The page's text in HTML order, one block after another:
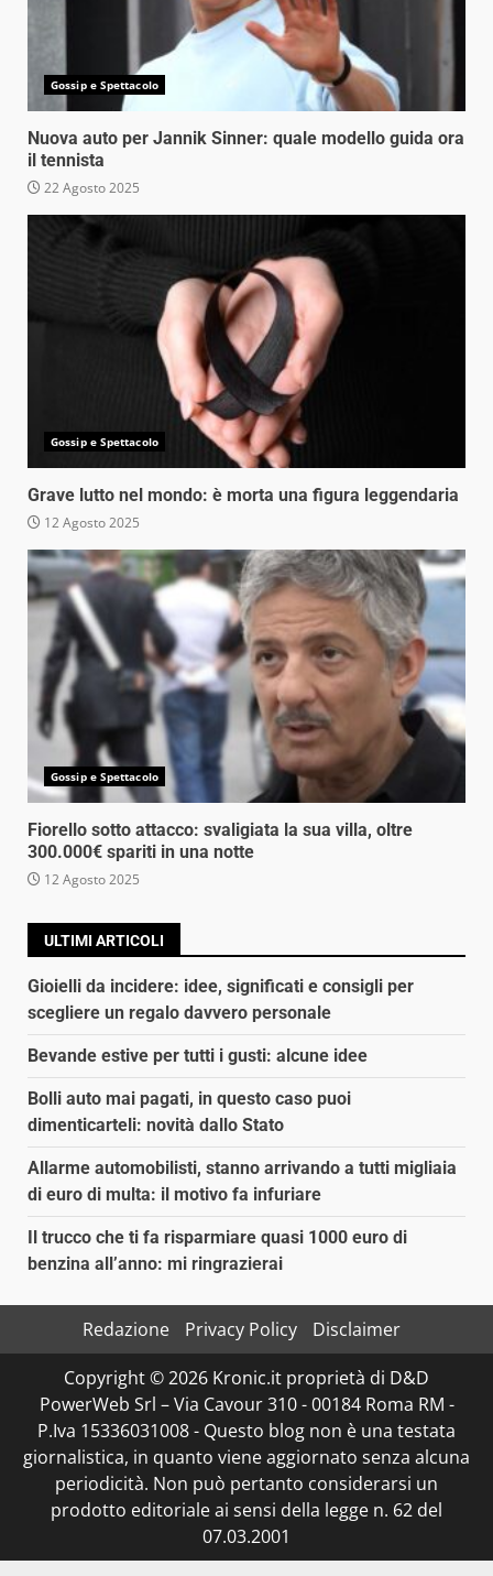
Gossip e Spettacolo
Nuova auto per Jannik Sinner: quale modello guida ora
il tennista
22 Agosto 2025
Gossip e Spettacolo
Grave lutto nel mondo: è morta una figura leggendaria
12 Agosto 2025
Gossip e Spettacolo
Fiorello sotto attacco: svaligiata la sua villa, oltre
300.000€ spariti in una notte
12 Agosto 2025
ULTIMI ARTICOLI
Gioielli da incidere: idee, significati e consigli per
scegliere un regalo davvero personale
Bevande estive per tutti i gusti: alcune idee
Bolli auto mai pagati, in questo caso puoi
dimenticarteli: novità dallo Stato
Allarme automobilisti, stanno arrivando a tutti migliaia
di euro di multa: il motivo fa infuriare
Il trucco che ti fa risparmiare quasi 1000 euro di
benzina all’anno: mi ringrazierai
Redazione Privacy Policy
Disclaimer
Copyright © 2026 Kronic.it proprietà di D&D
PowerWeb Srl – Via Cavour 310 - 00184 Roma RM -
P.Iva 15336031008 - Questo blog non è una testata
giornalistica, in quanto viene aggiornato senza alcuna
periodicità. Non può pertanto considerarsi un
prodotto editoriale ai sensi della legge n. 62 del
07.03.2001